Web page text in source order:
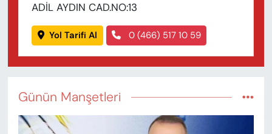
ADİL AYDIN CAD.NO:13
Yol Tarifi Al 0 (466) 517 10 59
Günün Manşetleri